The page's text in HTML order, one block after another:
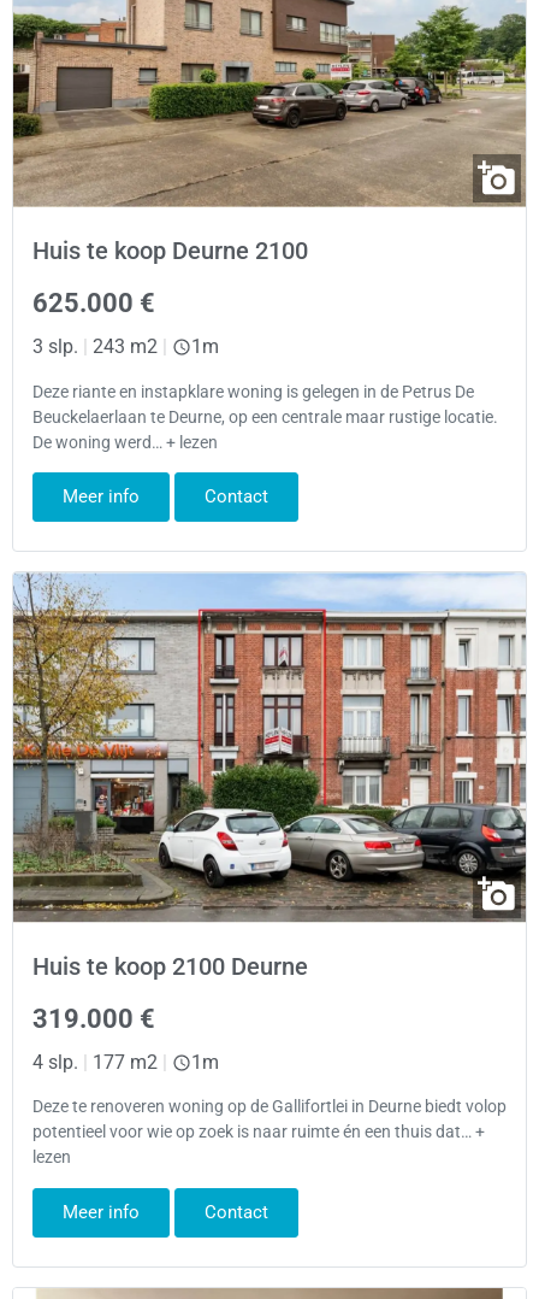
Huis te koop Deurne 2100
625.000 €
3 slp. 243 m2 1m
Deze riante en instapklare woning is gelegen in de Petrus De
Beuckelaerlaan te Deurne, op een centrale maar rustige locatie.
De woning werd… + lezen
Meer info Contact
Huis te koop 2100 Deurne
319.000 €
4 slp. | 177 m2 | 1m
Deze te renoveren woning op de Gallifortlei in Deurne biedt volop
potentieel voor wie op zoek is naar ruimte én een thuis dat… +
lezen
Meer info Contact